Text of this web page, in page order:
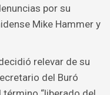
por su
Mike Hammer y
relevar de su
del Buró